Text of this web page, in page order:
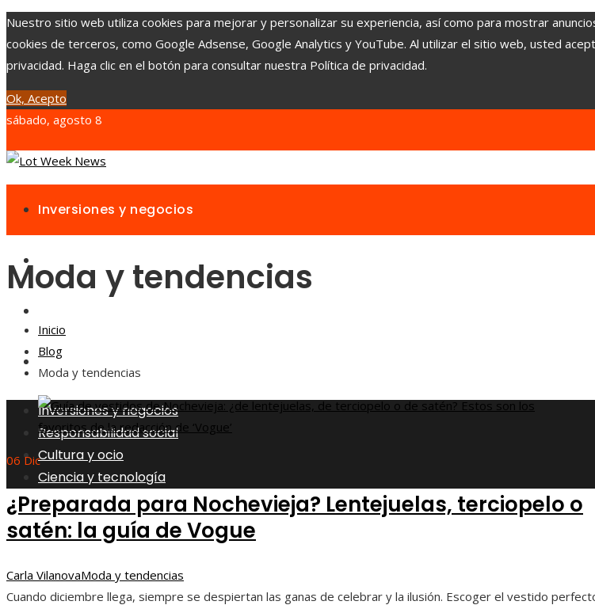
Nuestro sitio web utiliza cookies para mejorar y personalizar su experiencia, así como para mostrar
cookies de terceros, como Google Adsense, Google Analytics y YouTube. Al utilizar el sitio web, usted
privacidad. Haga clic en el botón para consultar nuestra Política de privacidad.
Ok, Acepto
sábado, agosto 8
Inversiones y negocios
Responsabilidad social
Ciencia y tecnología
Inversiones y negocios
Responsabilidad social
Cultura y ocio
Ciencia y tecnología
Moda y tendencias
Inicio
Blog
Moda y tendencias
06 Dic
¿Preparada para Nochevieja? Lentejuelas, terciopelo o
satén: la guía de Vogue
Carla VilanovaModa y tendencias
Cuando diciembre llega, siempre se despiertan las ganas de celebrar y la ilusión. Escoger el vestido